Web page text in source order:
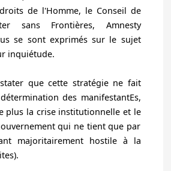
de l'Homme, le Conseil de
sans Frontières, Amnesty
se sont exprimés sur le sujet
inquiétude.
que cette stratégie ne fait
des manifestantEs,
plus la crise institutionnelle et le
qui ne tient que par
majoritairement hostile à la